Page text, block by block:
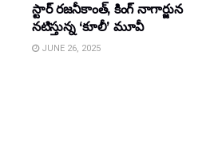
స్టార్ రజనీకాంత్, కింగ్ నాగార్జున
నటిస్తున్న ‘కూలీ’ మూవీ
JUNE 26, 2025